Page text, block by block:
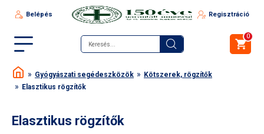
Belépés Regisztráció
0
Gyógyászati segédeszközök
Kötszerek, rögzítők
Elasztikus rögzítők
Elasztikus rögzítők